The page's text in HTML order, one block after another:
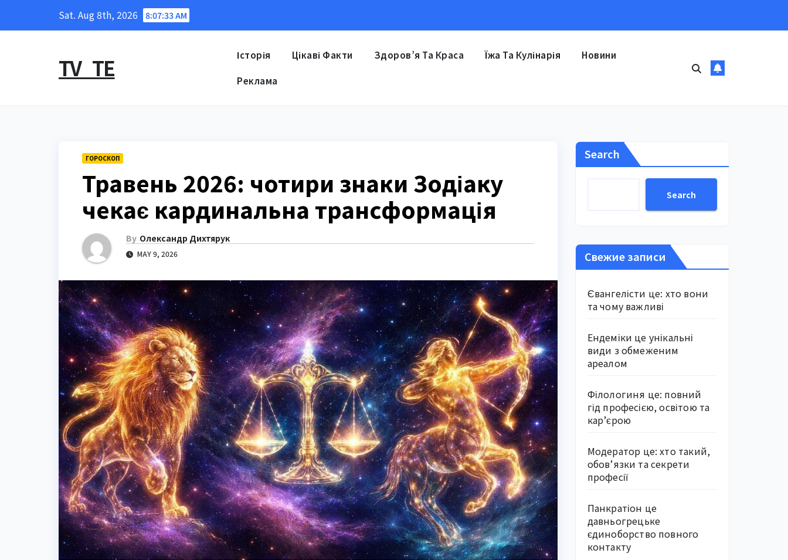
Sat. Aug 8th, 2026 8:07:34 AM
TV_TE Історія Цікаві Факти Здоров’я Та Краса Їжа Та Кулінарія Новини
Реклама
ГОРОСКОП
Травень 2026: чотири знаки Зодіаку
чекає кардинальна трансформація
By Олександр Дихтярук
MAY 9, 2026
Search
Search
Свежие записи
Євангелісти це: хто вони
та чому важливі
Ендеміки це унікальні
види з обмеженим
ареалом
Філологиня це: повний
гід професією, освітою та
кар’єрою
Модератор це: хто такий,
обов’язки та секрети
професії
Панкратіон це
давньогрецьке
єдиноборство повного
контакту